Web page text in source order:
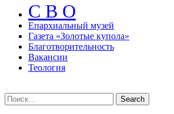
С В О
Епархиальный музeй
Газета «Золотые купола»
Благотворительность
Вакансии
Теология